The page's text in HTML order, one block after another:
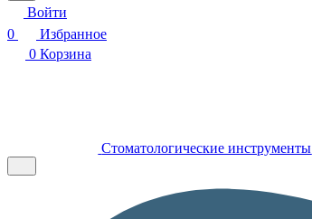
Войти
0
Избранное
0 Корзина
Стоматологические инструменты